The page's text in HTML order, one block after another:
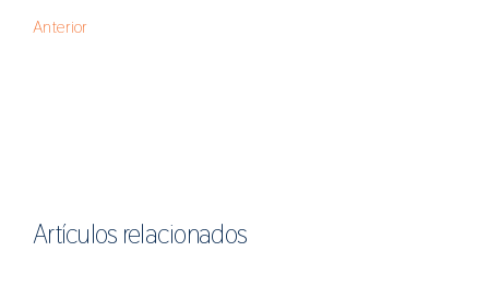
Anterior
Artículos relacionados